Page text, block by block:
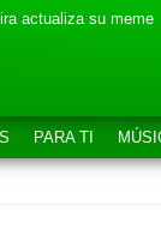
actualiza su meme
PARA TI